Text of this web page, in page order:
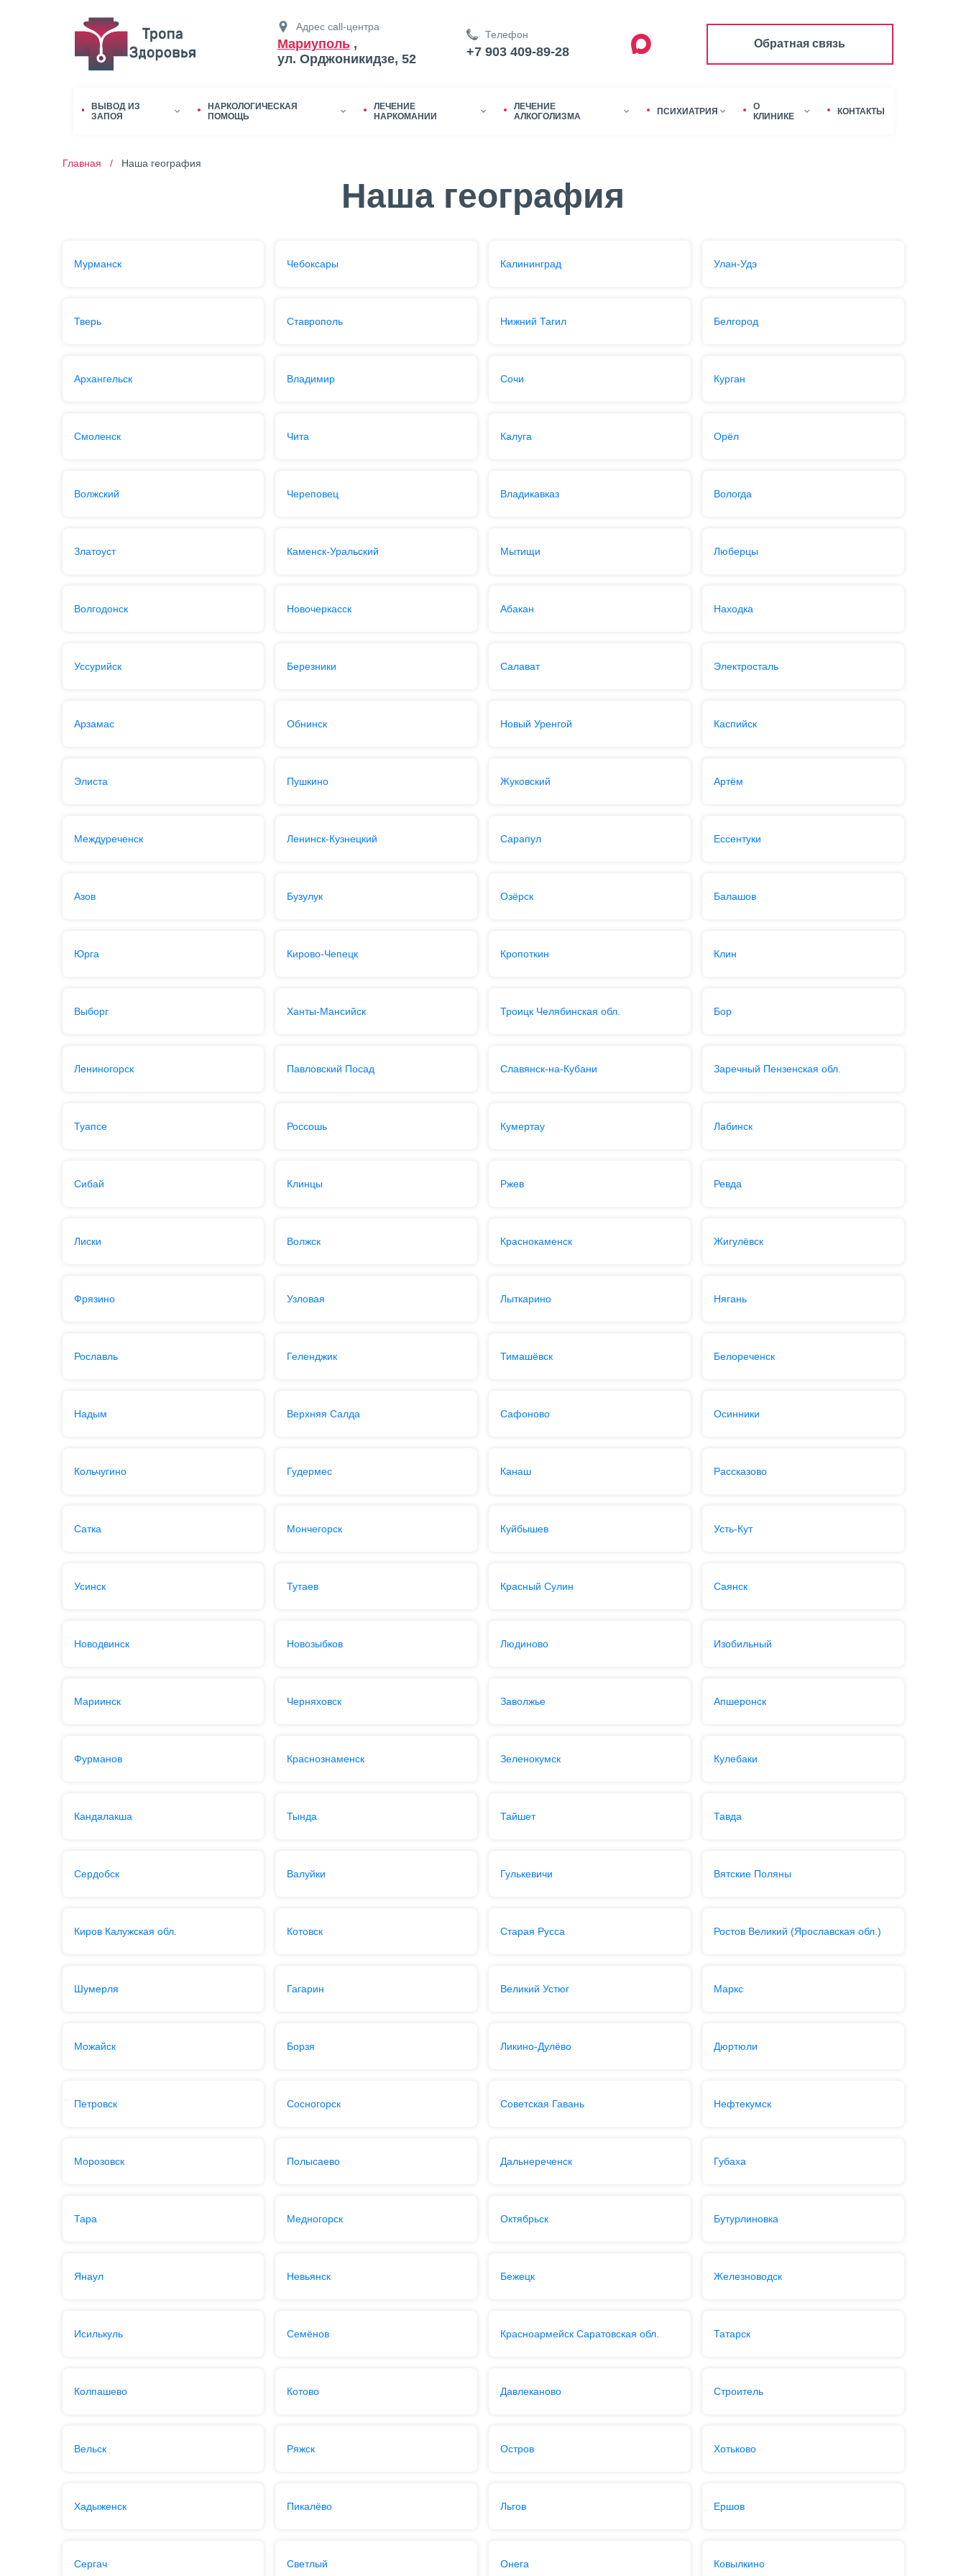
Адрес call-центра
Мариуполь,
ул. Орджоникидзе, 52
Телефон
+7 903 409-89-28
Обратная связь
ВЫВОД ИЗ
ЗАПОЯ
НАРКОЛОГИЧЕСКАЯ
ПОМОЩЬ
ЛЕЧЕНИЕ
НАРКОМАНИИ
ЛЕЧЕНИЕ
АЛКОГОЛИЗМА
ПСИХИАТРИЯ
О
КЛИНИКЕ
КОНТАКТЫ
Главная / Наша география
Наша география
Мурманск Чебоксары Калининград Улан-Удэ
Тверь Ставрополь Нижний Тагил Белгород
Архангельск Владимир Сочи Курган
Смоленск Чита Калуга Орёл
Волжский Череповец Владикавказ Вологда
Златоуст Каменск-Уральский Мытищи Люберцы
Волгодонск Новочеркасск Абакан Находка
Уссурийск Березники Салават Электросталь
Арзамас Обнинск Новый Уренгой Каспийск
Элиста Пушкино Жуковский Артём
Междуреченск Ленинск-Кузнецкий Сарапул Ессентуки
Азов Бузулук Озёрск Балашов
Юрга Кирово-Чепецк Кропоткин Клин
Выборг Ханты-Мансийск Троицк Челябинская обл. Бор
Лениногорск Павловский Посад Славянск-на-Кубани Заречный Пензенская обл.
Туапсе Россошь Кумертау Лабинск
Сибай Клинцы Ржев Ревда
Лиски Волжск Краснокаменск Жигулёвск
Фрязино Узловая Лыткарино Нягань
Рославль Геленджик Тимашёвск Белореченск
Надым Верхняя Салда Сафоново Осинники
Кольчугино Гудермес Канаш Рассказово
Сатка Мончегорск Куйбышев Усть-Кут
Усинск Тутаев Красный Сулин Саянск
Новодвинск Новозыбков Людиново Изобильный
Мариинск Черняховск Заволжье Апшеронск
Фурманов Краснознаменск Зеленокумск Кулебаки
Кандалакша Тында Тайшет Тавда
Сердобск Валуйки Гулькевичи Вятские Поляны
Киров Калужская обл. Котовск Старая Русса Ростов Великий (Ярославская обл.)
Шумерля Гагарин Великий Устюг Маркс
Можайск Борзя Ликино-Дулёво Дюртюли
Петровск Сосногорск Советская Гавань Нефтекумск
Морозовск Полысаево Дальнереченск Губаха
Тара Медногорск Октябрьск Бутурлиновка
Янаул Невьянск Бежецк Железноводск
Исилькуль Семёнов Красноармейск Саратовская обл. Татарск
Колпашево Котово Давлеканово Строитель
Вельск Ряжск Остров Хотьково
Хадыженск Пикалёво Льгов Ершов
Сергач Светлый Онега Ковылкино